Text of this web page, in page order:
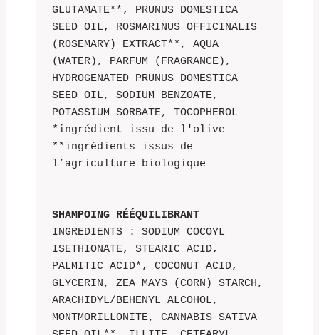
GLUTAMATE**, PRUNUS DOMESTICA
SEED OIL, ROSMARINUS OFFICINALIS
(ROSEMARY) EXTRACT**, AQUA
(WATER), PARFUM (FRAGRANCE),
HYDROGENATED PRUNUS DOMESTICA
SEED OIL, SODIUM BENZOATE,
POTASSIUM SORBATE, TOCOPHEROL
*ingrédient issu de l'olive
**ingrédients issus de
l’agriculture biologique
SHAMPOING RÉÉQUILIBRANT
INGREDIENTS : SODIUM COCOYL
ISETHIONATE, STEARIC ACID,
PALMITIC ACID*, COCONUT ACID,
GLYCERIN, ZEA MAYS (CORN) STARCH,
ARACHIDYL/BEHENYL ALCOHOL,
MONTMORILLONITE, CANNABIS SATIVA